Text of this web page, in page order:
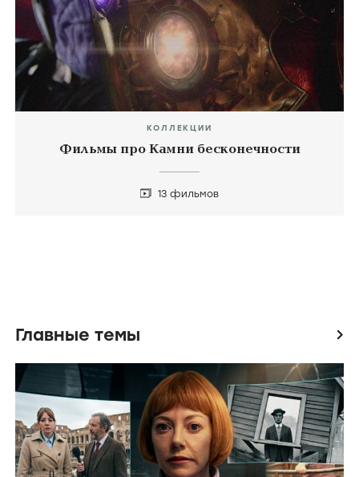
КОЛЛЕКЦИИ
Фильмы про Камни бесконечности
13 фильмов
Главные темы icon